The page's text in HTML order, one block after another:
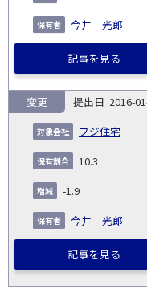
今井 光郎
記事を見る
2016-
フジ住宅
変更
10.3
-1.9
今井 光郎
記事を見る